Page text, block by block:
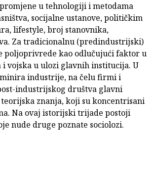
u tehnologiji i metodama
socijalne ustanove, političkim
lifestyle, broj stanovnika,
Za tradicionalnu (predindustrijski)
poljoprivrede kao odlučujući faktor u
i vojska u ulozi glavnih institucija. U
industrije, na čelu firmi i
industrijskog društva glavni
znanja, koji su koncentrisani
Na ovaj istorijski trijade postoji
nude druge poznate sociolozi.